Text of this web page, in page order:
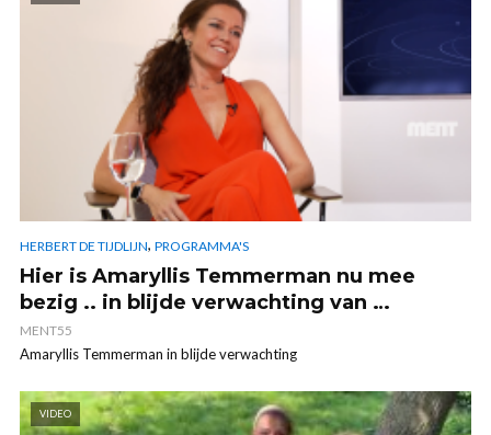
HERBERT DE TIJDLIJN, PROGRAMMA'S
Hier is Amaryllis Temmerman nu mee
bezig .. in blijde verwachting van …
MENT55
Amaryllis Temmerman in blijde verwachting
VIDEO